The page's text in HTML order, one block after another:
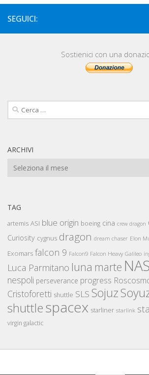
SEGUICI:
Sostienici con una
Ricerca
per:
ARCHIVI
Archivi
TAG
artemis ASI blue origin boeing cina crew dragon
Curiosity cygnus dragon dream chaser Elon
Exomars falcon 9 Falcon9 Falcon Heavy Galileo
Luca Parmitano luna marte
nespoli perseverance progress
Cristoforetti shuttle SLS Sojuz
shuttlespacex starliner starlink
virgin galactic